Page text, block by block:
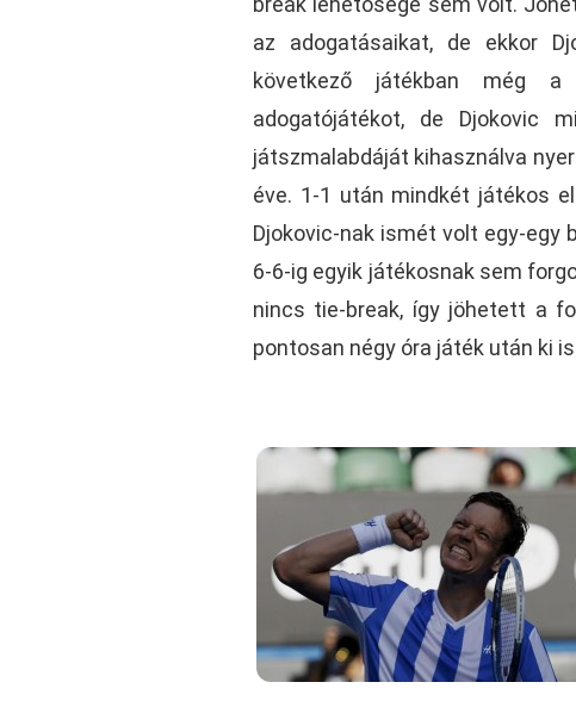
az adogatásaikat, de ekkor
következő játékban még a
adogatójátékot, de Djokovic
játszmalabdáját kihasználva
éve. 1-1 után mindkét játékos
Djokovic-nak ismét volt egy-egy
6-6-ig egyik játékosnak sem
nincs tie-break, így jöhetett a
pontosan négy óra játék után ki